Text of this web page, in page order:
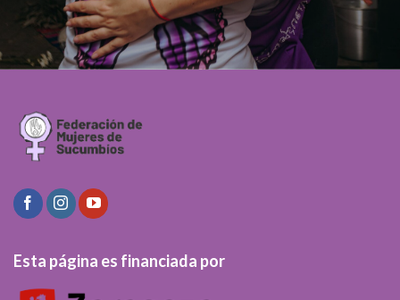
Esta página es financiada por